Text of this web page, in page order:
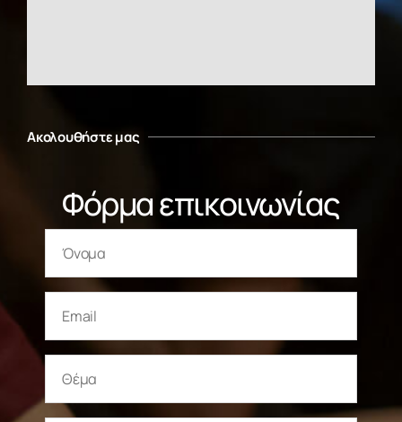
Ακολουθήστε μας
Φόρμα επικοινωνίας